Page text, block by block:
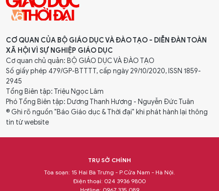
CƠ QUAN CỦA BỘ GIÁO DỤC VÀ ĐÀO TẠO - DIỄN ĐÀN TOÀN
XÃ HỘI VÌ SỰ NGHIỆP GIÁO DỤC
Cơ quan chủ quản: BỘ GIÁO DỤC VÀ ĐÀO TẠO
Số giấy phép 479/GP-BTTTT, cấp ngày 29/10/2020, ISSN 1859-
2945
Tổng Biên tập: Triệu Ngọc Lâm
Phó Tổng Biên tập: Dương Thanh Hương - Nguyễn Đức Tuân
® Ghi rõ nguồn "Báo Giáo dục & Thời đại" khi phát hành lại thông
tin từ website
TRỤ SỞ CHÍNH
Tòa soạn: 15 Hai Bà Trưng - P.Cửa Nam - Hà Nội.
Điện thoại: 024 3936 9800